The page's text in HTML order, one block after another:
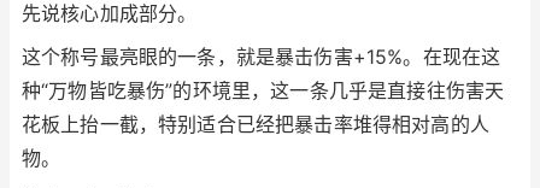
先说核心加成部分。
这个称号最亮眼的一条，就是暴击伤害+15%。在现在这
种“万物皆吃暴伤”的环境里，这一条几乎是直接往伤害天
花板上抬一截，特别适合已经把暴击率堆得相对高的人
物。